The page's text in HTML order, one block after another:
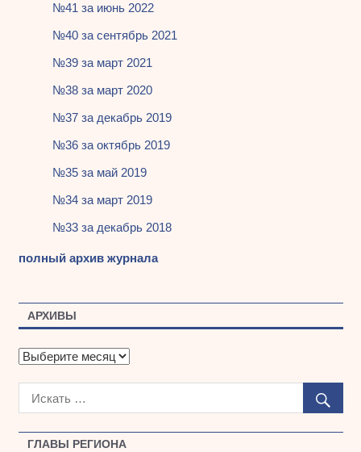
ГЛАВЫ РЕГИОНА
№41 за июнь 2022
№40 за сентябрь 2021
№39 за март 2021
№38 за март 2020
№37 за декабрь 2019
№36 за октябрь 2019
№35 за май 2019
№34 за март 2019
№33 за декабрь 2018
полный архив журнала
АРХИВЫ
А
х
ы